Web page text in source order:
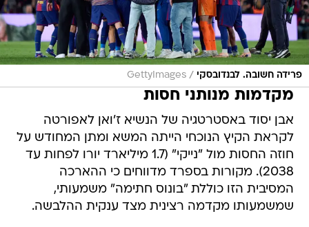
פרידה חשובה. לבנדובסקי /
GettyImages
מקדמות מנותני חסות
אבן יסוד באסטרטגיה של הנשיא ז'ואן לאפורטה
לקראת הקיץ הנוכחי הייתה המשא ומתן המחודש על
חוזה החסות מול "נייקי" (1.7 מיליארד יורו לפחות עד
2038). מקורות בספרד מדווחים כי ההארכה
המסיבית הזו כוללת "בונוס חתימה" משמעותי,
שמשמעותו מקדמה רצינית מצד ענקית ההלבשה.